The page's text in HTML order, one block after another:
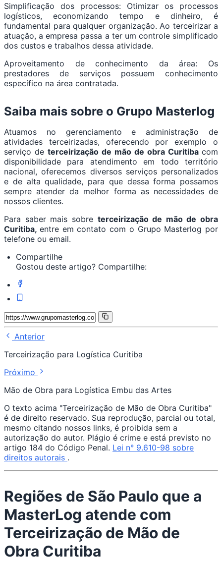
Simplificação dos processos: Otimizar os processos
logísticos, economizando tempo e dinheiro, é
fundamental para qualquer organização. Ao terceirizar a
atuação, a empresa passa a ter um controle simplificado
dos custos e trabalhos dessa atividade.
Aproveitamento de conhecimento da área: Os
prestadores de serviços possuem conhecimento
específico na área contratada.
Saiba mais sobre o Grupo Masterlog
Atuamos no gerenciamento e administração de
atividades terceirizadas, oferecendo por exemplo o
serviço de terceirização de mão de obra Curitiba com
disponibilidade para atendimento em todo território
nacional, oferecemos diversos serviços personalizados
e de alta qualidade, para que dessa forma possamos
sempre atender da melhor forma as necessidades de
nossos clientes.
Para saber mais sobre terceirização de mão de obra
Curitiba, entre em contato com o Grupo Masterlog por
telefone ou email.
Compartilhe
Gostou deste artigo? Compartilhe:
Anterior
Terceirização para Logística Curitiba
Próximo
Mão de Obra para Logística Embu das Artes
O texto acima "Terceirização de Mão de Obra Curitiba"
é de direito reservado. Sua reprodução, parcial ou total,
mesmo citando nossos links, é proibida sem a
autorização do autor. Plágio é crime e está previsto no
artigo 184 do Código Penal. Lei n° 9.610-98 sobre
direitos autorais .
Regiões de São Paulo que a
MasterLog atende com
Terceirização de Mão de
Obra Curitiba